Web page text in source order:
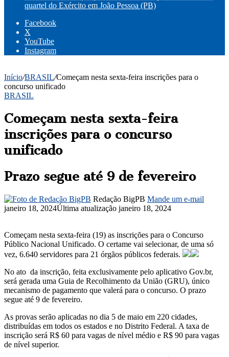
quartel do Exército em João Pessoa (PB)
Facebook
X
YouTube
Instagram
Início/BRASIL/Começam nesta sexta-feira inscrições para o
concurso unificado
BRASIL
Começam nesta sexta-feira
inscrições para o concurso
unificado
Prazo segue até 9 de fevereiro
Redação BigPB Mande um e-mail
janeiro 18, 2024Última atualização janeiro 18, 2024
Começam nesta sexta-feira (19) as inscrições para o Concurso
Público Nacional Unificado. O certame vai selecionar, de uma só
vez, 6.640 servidores para 21 órgãos públicos federais.
No ato da inscrição, feita exclusivamente pelo aplicativo Gov.br,
será gerada uma Guia de Recolhimento da União (GRU), único
mecanismo de pagamento que valerá para o concurso. O prazo
segue até 9 de fevereiro.
As provas serão aplicadas no dia 5 de maio em 220 cidades,
distribuídas em todos os estados e no Distrito Federal. A taxa de
inscrição será R$ 60 para vagas de nível médio e R$ 90 para vagas
de nível superior.